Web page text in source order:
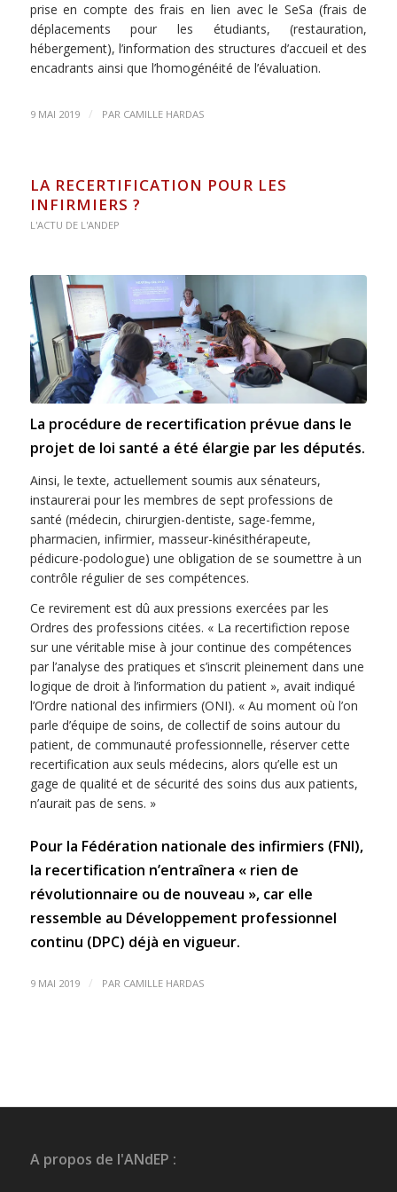
prise en compte des frais en lien avec le SeSa (frais de
déplacements pour les étudiants, (restauration,
hébergement), l’information des structures d’accueil et des
encadrants ainsi que l’homogénéité de l’évaluation.
9 MAI 2019 / PAR CAMILLE HARDAS
LA RECERTIFICATION POUR LES
INFIRMIERS ?
L'ACTU DE L'ANDEP
La procédure de recertification prévue dans le
projet de loi santé a été élargie par les députés.
Ainsi, le texte, actuellement soumis aux sénateurs,
instaurerai pour les membres de sept professions de
santé (médecin, chirurgien-dentiste, sage-femme,
pharmacien, infirmier, masseur-kinésithérapeute,
pédicure-podologue) une obligation de se soumettre à un
contrôle régulier de ses compétences.
Ce revirement est dû aux pressions exercées par les
Ordres des professions citées. « La recertifiction repose
sur une véritable mise à jour continue des compétences
par l’analyse des pratiques et s’inscrit pleinement dans une
logique de droit à l’information du patient », avait indiqué
l’Ordre national des infirmiers (ONI). « Au moment où l’on
parle d’équipe de soins, de collectif de soins autour du
patient, de communauté professionnelle, réserver cette
recertification aux seuls médecins, alors qu’elle est un
gage de qualité et de sécurité des soins dus aux patients,
n’aurait pas de sens. »
Pour la Fédération nationale des infirmiers (FNI),
la recertification n’entraînera « rien de
révolutionnaire ou de nouveau », car elle
ressemble au Développement professionnel
continu (DPC) déjà en vigueur.
9 MAI 2019 / PAR CAMILLE HARDAS
A propos de l'ANdEP :